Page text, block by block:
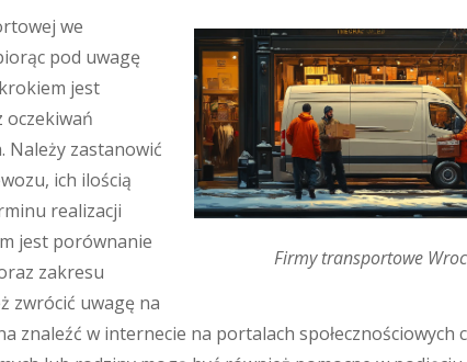
Firmy transportowe
we
pod uwagę
jest
Należy zastanowić
ich ilością
realizacji
jest porównanie
zakresu
zwrócić uwagę na
znaleźć w internecie na portalach społecznościowych